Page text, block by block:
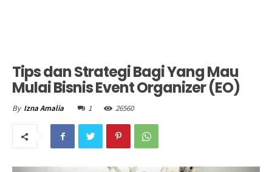
Tips dan Strategi Bagi Yang Mau
Mulai Bisnis Event Organizer (EO)
By Izna Amalia 1 26560